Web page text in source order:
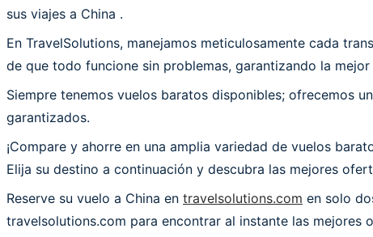
sus viajes a China .
En TravelSolutions, manejamos meticulosamente cada
de que todo funcione sin problemas, garantizando la
Siempre tenemos vuelos baratos disponibles; ofrecemos
garantizados.
¡Compare y ahorre en una amplia variedad de vuelos
Elija su destino a continuación y descubra las mejores
Reserve su vuelo a China en travelsolutions.com en solo
travelsolutions.com para encontrar al instante las mejores